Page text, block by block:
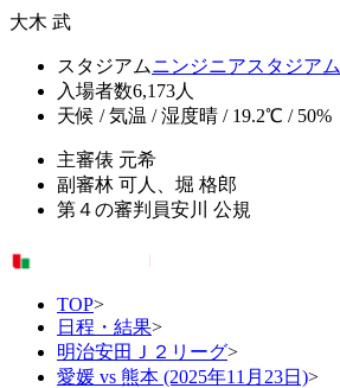
大木 武
スタジアムニンジニアスタジアム
入場者数6,173人
天候 / 気温 / 湿度晴 / 19.2℃ / 50%
主審俵 元希
副審林 可人、堀 格郎
第４の審判員安川 公規
TOP>
日程・結果>
明治安田Ｊ２リーグ>
愛媛 vs 熊本 (2025年11月23日)>